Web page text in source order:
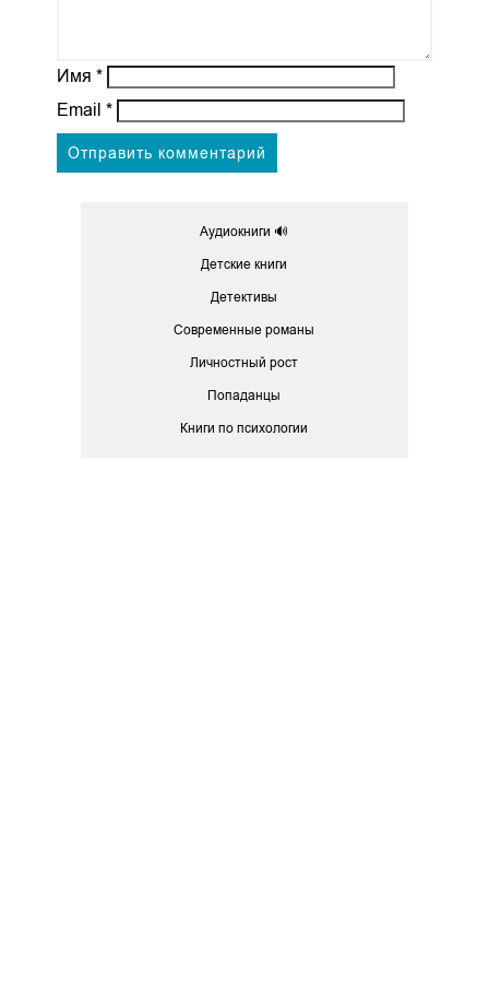
Имя *
Email *
Аудиокниги 🔊
Детские книги
Детективы
Современные романы
Личностный рост
Попаданцы
Книги по психологии